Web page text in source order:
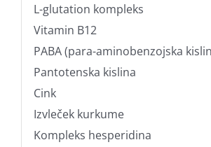
L-glutation kompleks
Vitamin B12
PABA (para-aminobenzojska
Pantotenska kislina
Cink
Izvleček kurkume
Kompleks hesperidina